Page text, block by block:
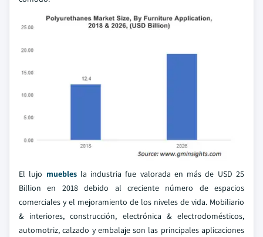
El lujo mueblesla industria fue valorada en más de USD 25
Billion en 2018 debido al creciente número de espacios
comerciales y el mejoramiento de los niveles de vida. Mobiliario
& interiores, construcción, electrónica & electrodomésticos,
automotriz, calzado y embalaje son las principales aplicaciones